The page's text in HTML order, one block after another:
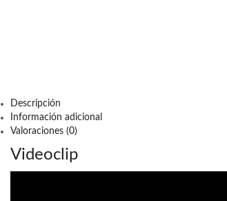
Descripción
Información adicional
Valoraciones (0)
Videoclip